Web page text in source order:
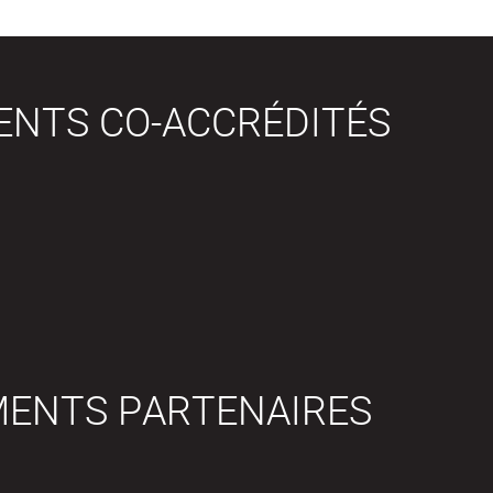
CO-ACCRÉDITÉS
PARTENAIRES